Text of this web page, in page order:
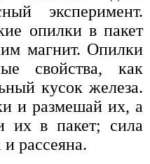
эксперимент.
опилки в пакет
магнит. Опилки
свойства, как
кусок железа.
и размешай их, а
их в пакет; сила
и рассеяна.